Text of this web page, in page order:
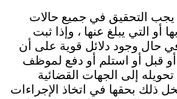
يجب التحقيق في جميع حالات
أو التي يبلغ عنها ، وإذا ثبت
في حال وجود دلائل قوية على أن
قبل أو استلم أو دفع لموظف
إلى الجهات القضائية
ذلك بحقها في اتخاذ الإجراءات